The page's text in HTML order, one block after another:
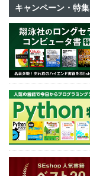
キャンペーン・特集